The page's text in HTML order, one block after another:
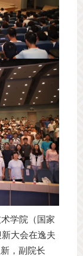
学院（国家
大会在逸夫
，副院长